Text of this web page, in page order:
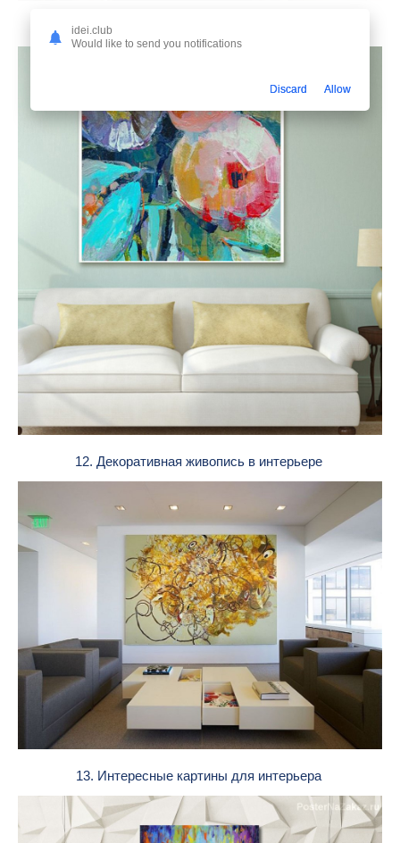
12. Декоративная живопись в интерьере
13. Интересные картины для интерьера
idei.club
Would like to send you notifications
Discard Allow